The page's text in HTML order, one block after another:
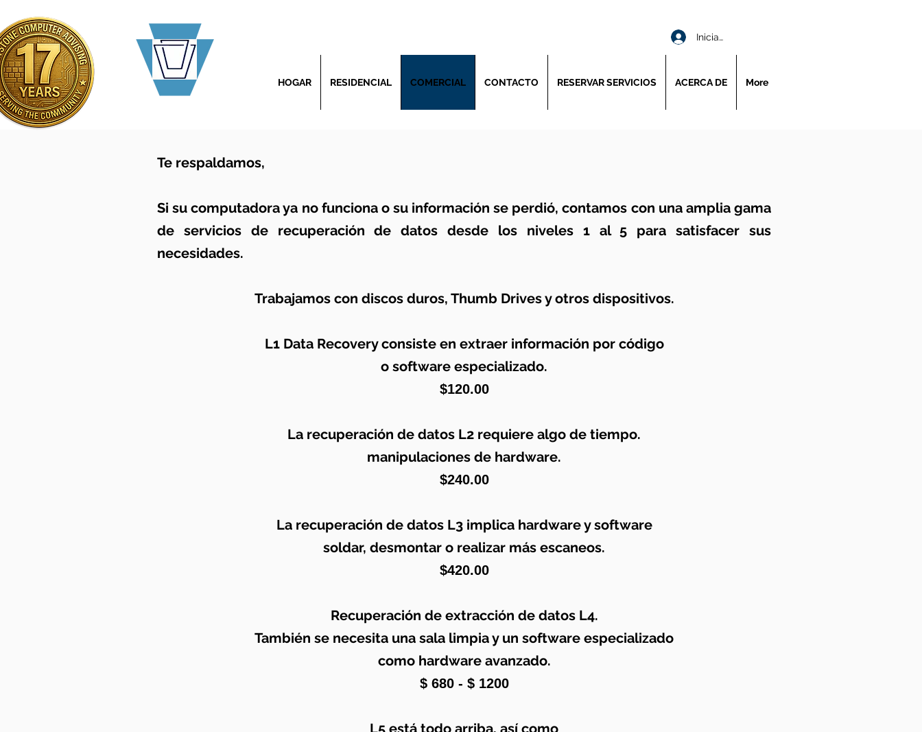
Iniciar sesión
HOGAR RESIDENCIAL COMERCIAL CONTACTO RESERVAR SERVICIOS ACERCA DE More
Te respaldamos,
Si su computadora ya no funciona o su información se perdió, contamos con una amplia gama
de servicios de recuperación de datos desde los niveles 1 al 5 para satisfacer sus
necesidades.
Trabajamos con discos duros, Thumb Drives y otros dispositivos.
L1 Data Recovery consiste en extraer información por código
o software especializado.
$120.00
La recuperación de datos L2 requiere algo de tiempo.
manipulaciones de hardware.
$240.00
La recuperación de datos L3 implica hardware y software
soldar, desmontar o realizar más escaneos.
$420.00
Recuperación de extracción de datos L4.
También se necesita una sala limpia y un software especializado
como hardware avanzado.
$ 680 - $ 1200
L5 está todo arriba, así como